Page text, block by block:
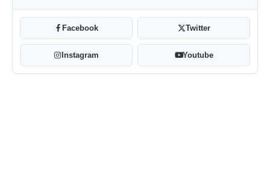
Facebook Twitter
Instagram Youtube